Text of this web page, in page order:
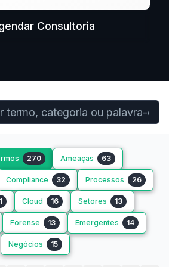
Consultoria
270 Ameaças 63
Compliance 32 Processos 26
Cloud 16 Setores 13
Forense 13 Emergentes 14
Negócios 15